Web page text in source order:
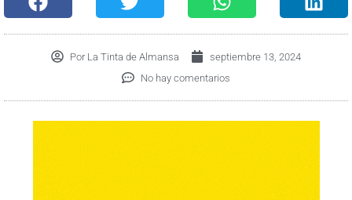
Por La Tinta de Almansa
septiembre 13, 2024
No hay comentarios